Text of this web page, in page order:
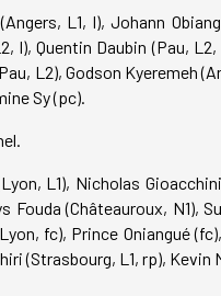
L1, l), Johann
l), Quentin Daubin (Pau,
L2), Godson Kyeremeh
Sy (pc).
L1), Nicholas
Fouda (Châteauroux, N1),
fc), Prince Oniangué
(Strasbourg, L1, rp), Kevin